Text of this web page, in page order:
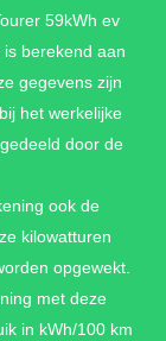
59kWh ev
berekend aan
gegevens zijn
het werkelijke
door de
ook de
kilowatturen
opgewekt.
met deze
in kWh/100 km